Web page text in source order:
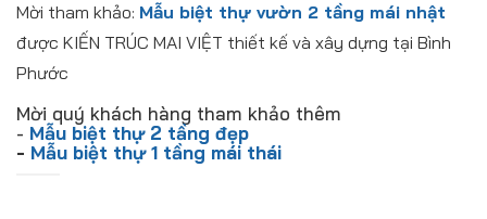
Mời tham khảo: Mẫu biệt thự vườn 2 tầng mái nhật
được KIẾN TRÚC MAI VIỆT thiết kế và xây dựng tại Bình
Phước
Mời quý khách hàng tham khảo thêm
- Mẫu biệt thự 2 tầng đẹp
- Mẫu biệt thự 1 tầng mái thái